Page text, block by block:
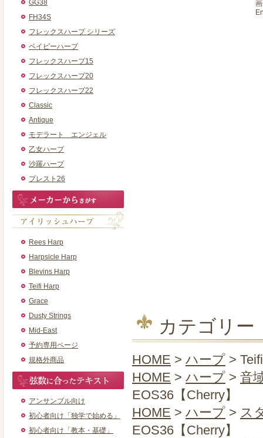
GG38
FH34S
フレックスハープ シリーズ
ベイビーハープ
フレックスハープ15
フレックスハープ20
フレックスハープ22
Classic
Antique
モデラート エンジェル
乙女ハープ
沙羅ハープ
プレスト26
Rees Harp
Harpsicle Harp
Blevins Harp
Teifi Harp
Grace
Dusty Strings
Mid-East
予約専用ページ
規格外商品
アンサンブル向け
初心者向け「独学で始める」
初心者向け「教本・基礎」
カテゴリー
HOME > ハープ >
HOME > ハープ > 音
EOS36【Cherry】
HOME > ハープ > ス
EOS36【Cherry】